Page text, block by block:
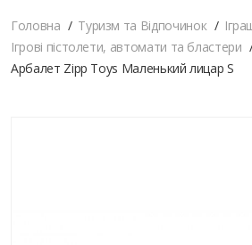
Головна Туризм та Відпочинок
Ігрові пістолети, автомати та бластери
Арбалет Zipp Toys Маленький лицар S